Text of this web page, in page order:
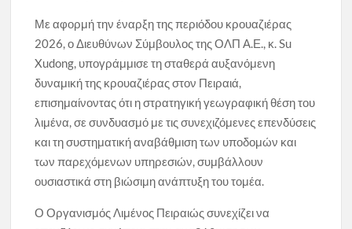
Με αφορμή την έναρξη της περιόδου κρουαζιέρας
2026, ο Διευθύνων Σύμβουλος της ΟΛΠ Α.Ε., κ. Su
Xudong, υπογράμμισε τη σταθερά αυξανόμενη
δυναμική της κρουαζιέρας στον Πειραιά,
επισημαίνοντας ότι η στρατηγική γεωγραφική θέση του
λιμένα, σε συνδυασμό με τις συνεχιζόμενες επενδύσεις
και τη συστηματική αναβάθμιση των υποδομών και
των παρεχόμενων υπηρεσιών, συμβάλλουν
ουσιαστικά στη βιώσιμη ανάπτυξη του τομέα.
Ο Οργανισμός Λιμένος Πειραιώς συνεχίζει να